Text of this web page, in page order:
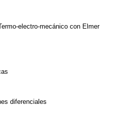
electro-mecánico con Elmer
diferenciales